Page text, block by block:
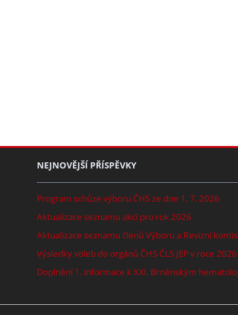
NEJNOVĚJŠÍ PŘÍSPĚVKY
Program schůze výboru ČHS ze dne 1. 7. 2026
Aktualizace seznamu akcí pro rok 2026
Aktualizace seznamu členů Výboru a Revizní
Výsledky voleb do orgánů ČHS ČLS JEP v roce 2026
Doplnění 1. informace k XXI. Brněnským